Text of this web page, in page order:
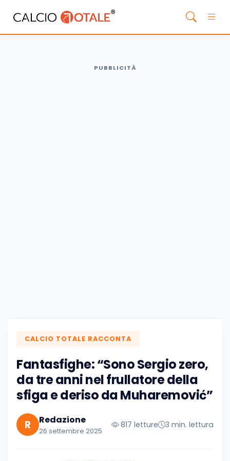
PUBBLICITÀ
CALCIO TOTALE RACCONTA
Fantasfighe: “Sono Sergio zero,
da tre anni nel frullatore della
sfiga e deriso da Muharemović”
R Redazione
26 settembre 2025
817 letture 3 min. lettura